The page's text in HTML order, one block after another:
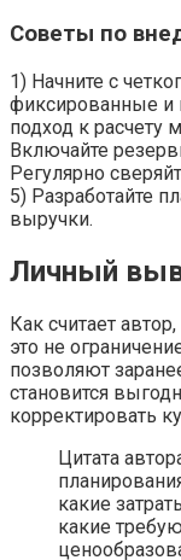
Советы по
1) Начните с
фиксированные и
подход к расчету
Включайте
Регулярно
5) Разработайте
выручки.
Личный
Как считает
это не
позволяют
становится
корректировать
Цитата
какие
какие